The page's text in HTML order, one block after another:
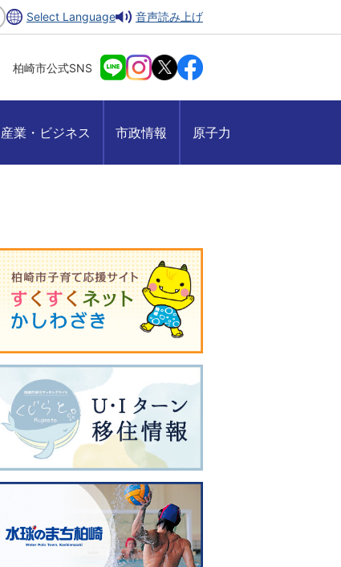
Select Language 音声読み上げ
柏崎市公式SNS
産業・ビジネス 市政情報 原子力